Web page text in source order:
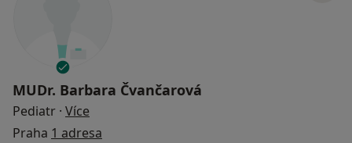
MUDr. Barbara Čvančarová
Pediatr · Více
Praha 1 adresa